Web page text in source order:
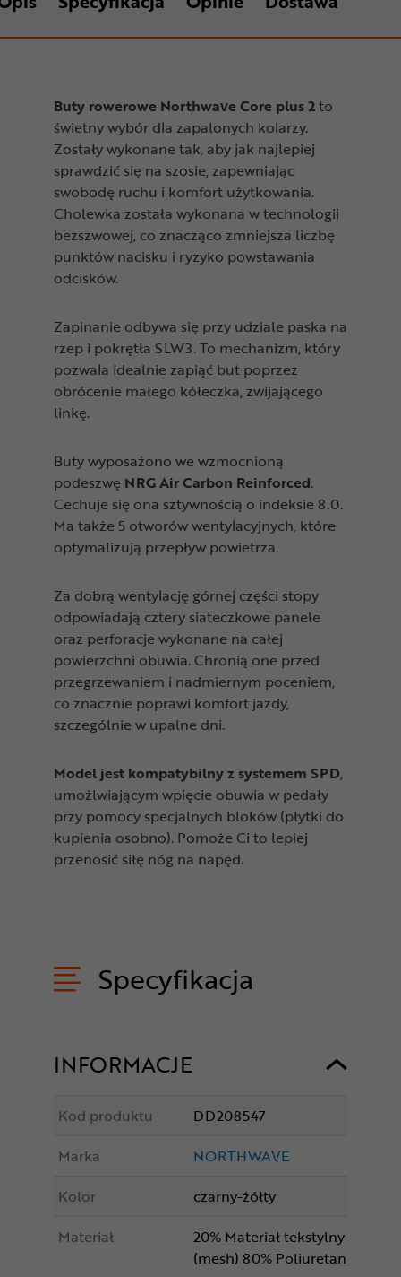
Buty rowerowe Northwave Core plus 2to
świetny wybór dla zapalonych kolarzy.
Zostały wykonane tak, aby jak najlepiej
sprawdzić się na szosie, zapewniając
swobodę ruchu i komfort użytkowania.
Cholewka została wykonana w technologii
bezszwowej, co znacząco zmniejsza liczbę
punktów nacisku i ryzyko powstawania
odcisków.
Zapinanie odbywa się przy udziale paska na
rzep i pokrętła SLW3. To mechanizm, który
pozwala idealnie zapiąć but poprzez
obrócenie małego kółeczka, zwijającego
linkę.
Buty wyposażono we wzmocnioną
podeszwę NRG Air Carbon Reinforced.
Cechuje się ona sztywnością o indeksie 8.0.
Ma także 5 otworów wentylacyjnych, które
optymalizują przepływ powietrza.
Za dobrą wentylację górnej części stopy
odpowiadają cztery siateczkowe panele
oraz perforacje wykonane na całej
powierzchni obuwia. Chronią one przed
przegrzewaniem i nadmiernym poceniem,
co znacznie poprawi komfort jazdy,
szczególnie w upalne dni.
Model jest kompatybilny z systemem SPD,
umożlwiającym wpięcie obuwia w pedały
przy pomocy specjalnych bloków (płytki do
kupienia osobno). Pomoże Ci to lepiej
przenosić siłę nóg na napęd.
Specyfikacja
INFORMACJE
Kod produktu
DD208547
Marka
NORTHWAVE
Kolor
czarny-żółty
Materiał
20% Materiał tekstylny
(mesh) 80% Poliuretan